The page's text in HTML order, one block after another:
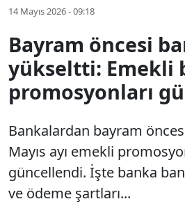
14 Mayıs 2026 - 09:18
Bayram öncesi
yükseltti: Emekli
promosyonları
Bankalardan bayram
Mayıs ayı emekli
güncellendi. İşte banka
ve ödeme şartları...